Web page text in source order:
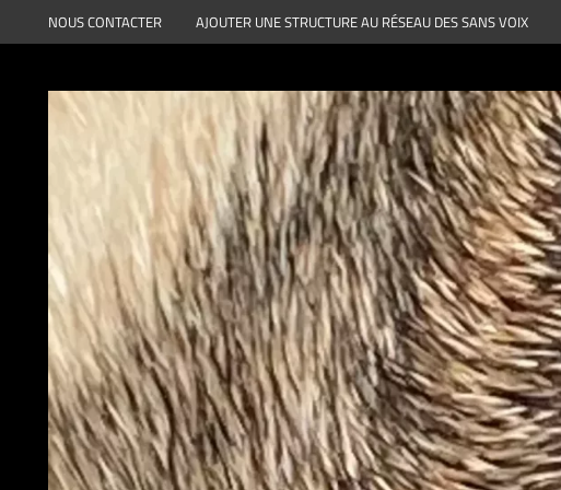
au
NOUS CONTACTER AJOUTER UNE STRUCTURE AU RÉSEAU DES SANS VOIX